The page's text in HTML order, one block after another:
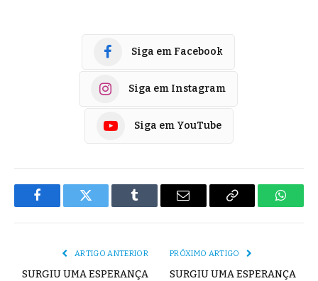
Siga em Facebook
Siga em Instagram
Siga em YouTube
FacebookTwitter Tumblr
E-
Copiar
ARTIGO ANTERIOR
SURGIU UMA ESPERANÇA
PRÓXIMO ARTIGO
SURGIU UMA ESPERANÇA